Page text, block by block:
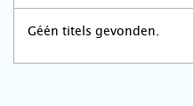
Géén titels gevonden.